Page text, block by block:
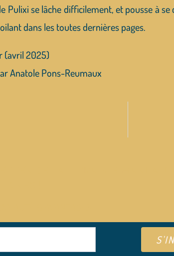
Pulixi se lâche difficilement, et pousse à
dans les toutes dernières pages.
(avril 2025)
Anatole Pons-Reumaux